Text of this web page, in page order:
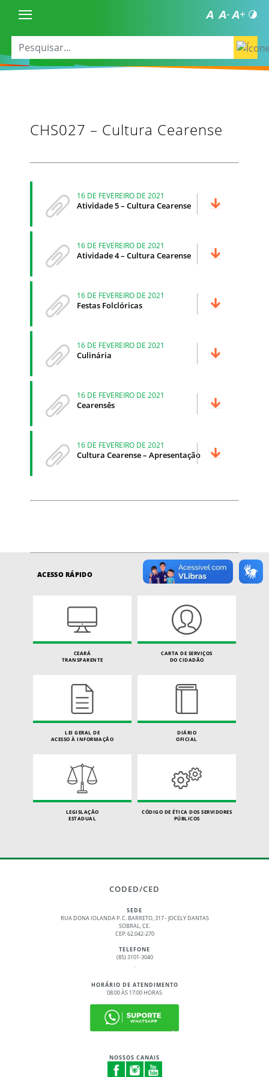
CHS027 – Cultura Cearense
16 DE FEVEREIRO DE 2021
Atividade 5 – Cultura Cearense
16 DE FEVEREIRO DE 2021
Atividade 4 – Cultura Cearense
16 DE FEVEREIRO DE 2021
Festas Folclóricas
16 DE FEVEREIRO DE 2021
Culinária
16 DE FEVEREIRO DE 2021
Cearensês
16 DE FEVEREIRO DE 2021
Cultura Cearense – Apresentação
ACESSO RÁPIDO
CEARÁ
TRANSPARENTE
CARTA DE SERVIÇOS
DO CIDADÃO
LEI GERAL DE
ACESSO À INFORMAÇÃO
DIÁRIO
OFICIAL
LEGISLAÇÃO
ESTADUAL
CÓDIGO DE ÉTICA DOS SERVIDORES
PÚBLICOS
CODED/CED
SEDE
RUA DONA IOLANDA P. C. BARRETO, 317 - JOCELY DANTAS
SOBRAL, CE.
CEP: 62.042-270
TELEFONE
(85) 3101-3040
.
HORÁRIO DE ATENDIMENTO
08:00 ÀS 17:00 HORAS
NOSSOS CANAIS